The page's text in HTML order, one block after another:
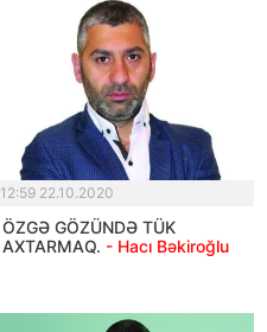
12:59 22.10.2020
ÖZGƏ GÖZÜNDƏ TÜK
AXTARMAQ. - Hacı Bəkiroğlu